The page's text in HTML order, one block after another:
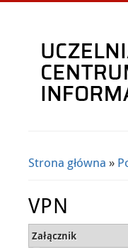
Jesteś tutaj
Strona główna »
VPN
Załącznik